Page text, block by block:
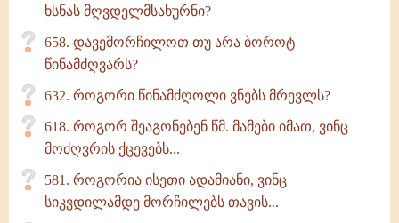
ხსნას მღვდელმსახურნი?
658. დავემორჩილოთ თუ არა ბოროტ
წინამძღვარს?
632. როგორი წინამძღოლი ვნებს მრევლს?
618. როგორ შეაგონებენ წმ. მამები იმათ, ვინც
მოძღვრის ქცევებს...
581. როგორია ისეთი ადამიანი, ვინც
სიკვდილამდე მორჩილებს თავის...